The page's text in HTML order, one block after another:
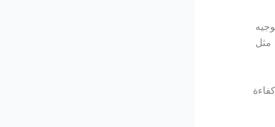
مثل